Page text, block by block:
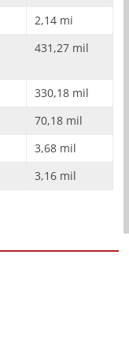
2,14 mi
431,27 mil
330,18 mil
70,18 mil
3,68 mil
3,16 mil